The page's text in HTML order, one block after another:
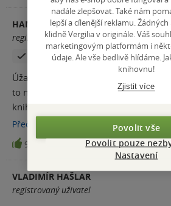
HANA JANDLOVÁ
registrovaný uživatel
Zakoupil produkt
Úžasná kniha. Místy musím číst
to nechápala, ale chci si užít ten
kniha napsaná. Je to zážitek! I když téma je
depresivní, ostatně jako Čína. Miluju
ráda, že je tak dlouhá.
Přečíst
9 Kniha,
VLADIMÍR HAŠLAR
registrovaný uživatel
nadále zlepšovat. Také nám
lepší a cílenější reklamu.
klidně Vergilia v originále. Váš
marketingovým platformám i
údaje. Ale vše bedlivě hlídáme.
knihovnu!
Zjistit více
Povolit vše
Povolit pouze
Nastavení